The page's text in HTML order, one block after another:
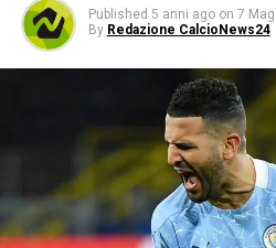
Published 5 anni ago on 7
By Redazione CalcioNews24